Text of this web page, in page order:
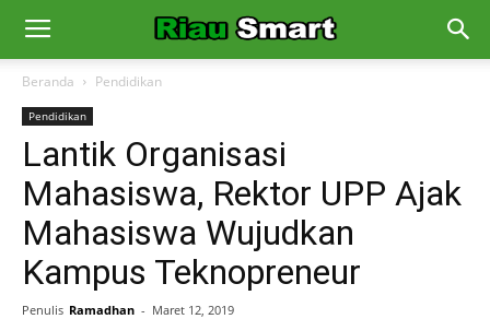
Beranda Pendidikan
Pendidikan
Lantik Organisasi
Mahasiswa, Rektor UPP Ajak
Mahasiswa Wujudkan
Kampus Teknopreneur
Penulis Ramadhan - Maret 12, 2019